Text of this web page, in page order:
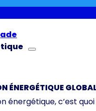
ÉNERGÉTIQUE
énergétique, c’est quoi